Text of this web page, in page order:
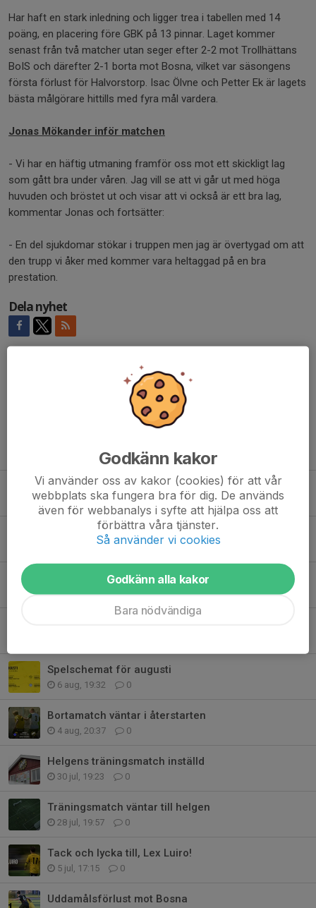
Har haft en stark inledning och ligger trea i tabellen med 14
poäng, en placering före GBK på 13 pinnar. Laget kommer
senast från två matcher utan seger efter 2-2 mot Trollhättans
BoIS och därefter 2-1 borta mot Bosna, vilket var säsongens
första förlust för Halvorstorp. Isac Ölvne och Petter Ek är lagets
bästa målgörare hittills med fyra mål vardera.
Jonas Mökander inför matchen
- Vi har en häftig utmaning framför oss mot ett skickligt lag
som gått bra under våren. Jag vill se att vi går ut med höga
huvuden och bröstet ut och visar att vi också är ett bra lag,
kommentar Jonas och fortsätter:
- En del sjukdomar stökar i truppen men jag är övertygad om att
den trupp vi åker med kommer vara heltaggad på en bra
prestation.
Dela nyhet
Tidigare nyheter
Inför: Floby-Grolanda IF - Gerdskens BK
Igår, 12:35 0
Tack för allt, Elias Magnusson!
7 aug, 16:30 0
Lycka till, Musse!
7 aug, 13:15 0
Spelschemat för augusti
6 aug, 19:32 0
Bortamatch väntar i återstarten
4 aug, 20:37 0
Helgens träningsmatch inställd
30 jul, 19:23 0
Träningsmatch väntar till helgen
28 jul, 19:57 0
Tack och lycka till, Lex Luiro!
5 jul, 17:15 0
Uddamålsförlust mot Bosna
Godkänn kakor
Vi använder oss av kakor (cookies) för att vår
webbplats ska fungera bra för dig. De används
även för webbanalys i syfte att hjälpa oss att
förbättra våra tjänster.
Så använder vi cookies
Godkänn alla kakor
Bara nödvändiga